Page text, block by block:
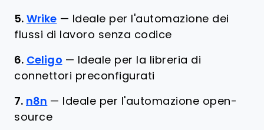
5. Wrike — Ideale per l'automazione dei
flussi di lavoro senza codice
6. Celigo — Ideale per la libreria di
connettori preconfigurati
7. n8n —
Ideale per l'automazione open-
source